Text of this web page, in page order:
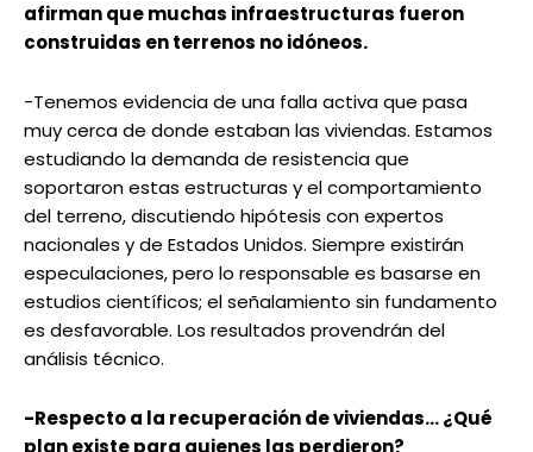
afirman que muchas infraestructuras fueron
construidas en terrenos no idóneos.
-Tenemos evidencia de una falla activa que pasa
muy cerca de donde estaban las viviendas. Estamos
estudiando la demanda de resistencia que
soportaron estas estructuras y el comportamiento
del terreno, discutiendo hipótesis con expertos
nacionales y de Estados Unidos. Siempre existirán
especulaciones, pero lo responsable es basarse en
estudios científicos; el señalamiento sin fundamento
es desfavorable. Los resultados provendrán del
análisis técnico.
-Respecto a la recuperación de viviendas… ¿Qué
plan existe para quienes las perdieron?